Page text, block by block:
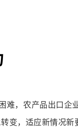
，农产品出口
，适应新情况